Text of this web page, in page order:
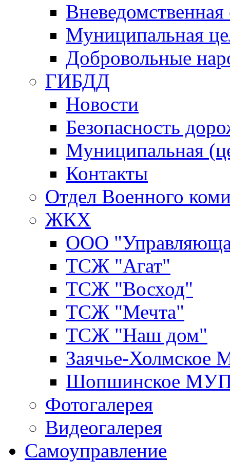
Вневедомственная
Муниципальная
Добровольные
ГИБДД
Новости
Безопасность
Муниципальная
Контакты
Отдел Военного
ЖКХ
ООО
ТСЖ "Агат"
ТСЖ "Восход"
ТСЖ "Мечта"
ТСЖ "Наш дом"
Заячье-
Шопшинское
Фотогалерея
Видеогалерея
Самоуправление